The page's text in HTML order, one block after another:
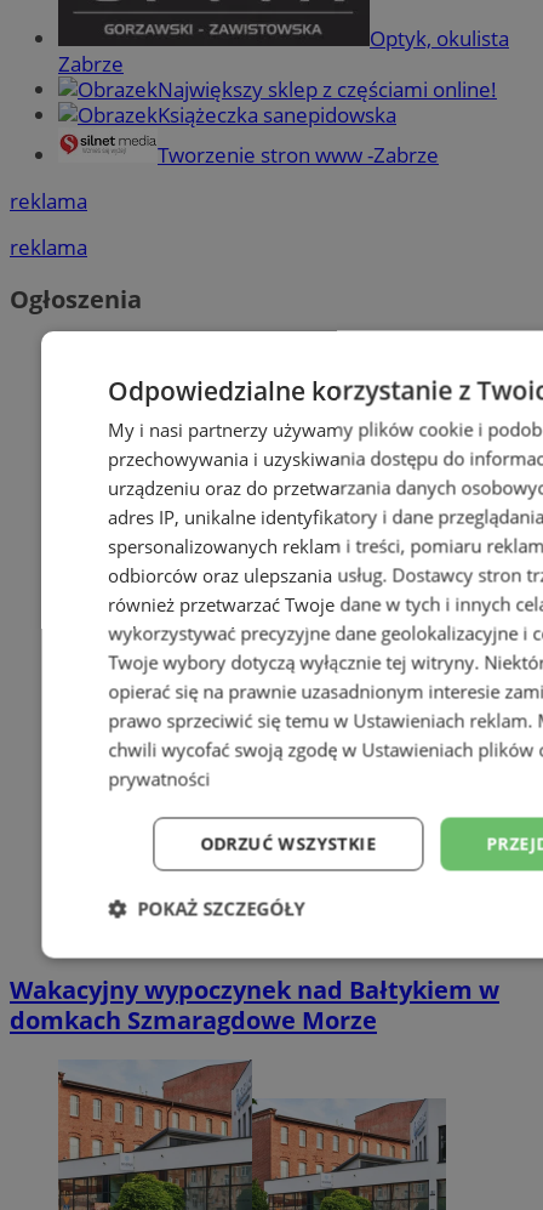
Optyk, okulista
Zabrze
Największy sklep z częściami online!
Książeczka sanepidowska
Tworzenie stron www -Zabrze
reklama
reklama
Ogłoszenia
Wakacyjny wypoczynek nad Bałtykiem w
domkach Szmaragdowe Morze
Odpowiedzialne korzystanie z
My i nasi partnerzy używamy plików cookie i
przechowywania i uzyskiwania dostępu do
urządzeniu oraz do przetwarzania danych
adres IP, unikalne identyfikatory i dane
spersonalizowanych reklam i treści, pomiaru
odbiorców oraz ulepszania usług. Dostawcy stron
również przetwarzać Twoje dane w tych i innych
wykorzystywać precyzyjne dane geolokalizacyjne i
Twoje wybory dotyczą wyłącznie tej witryny.
opierać się na prawnie uzasadnionym interesie
prawo sprzeciwić się temu w Ustawieniach reklam.
chwili wycofać swoją zgodę w Ustawieniach plików
prywatności
ODRZUĆ WSZYSTKIE
POKAŻ SZCZEGÓŁY
Niezbędne Wydajność